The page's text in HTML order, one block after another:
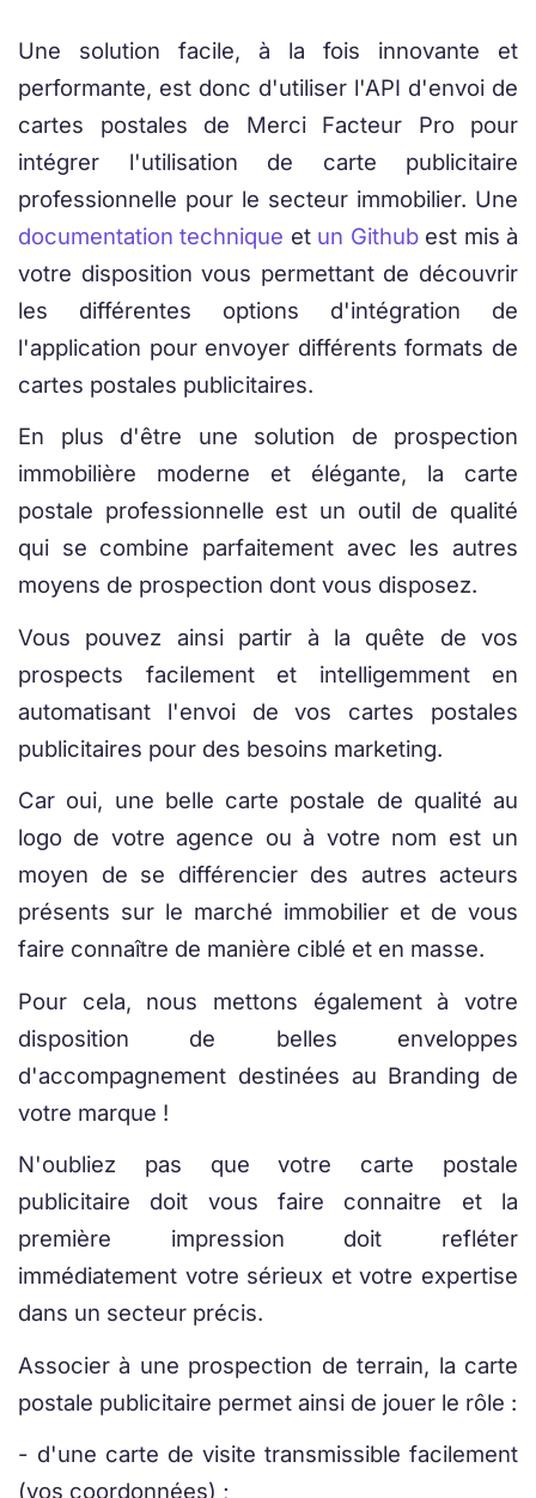
Une solution facile, à la fois innovante et
performante, est donc d'utiliser l'API d'envoi de
cartes postales de Merci Facteur Pro pour
intégrer l'utilisation de carte publicitaire
professionnelle pour le secteur immobilier. Une
documentation technique et un Githubest mis à
votre disposition vous permettant de découvrir
les différentes options d'intégration de
l'application pour envoyer différents formats de
cartes postales publicitaires.
En plus d'être une solution de prospection
immobilière moderne et élégante, la carte
postale professionnelle est un outil de qualité
qui se combine parfaitement avec les autres
moyens de prospection dont vous disposez.
Vous pouvez ainsi partir à la quête de vos
prospects facilement et intelligemment en
automatisant l'envoi de vos cartes postales
publicitaires pour des besoins marketing.
Car oui, une belle carte postale de qualité au
logo de votre agence ou à votre nom est un
moyen de se différencier des autres acteurs
présents sur le marché immobilier et de vous
faire connaître de manière ciblé et en masse.
Pour cela, nous mettons également à votre
disposition de belles enveloppes
d'accompagnement destinées au Branding de
votre marque !
N'oubliez pas que votre carte postale
publicitaire doit vous faire connaitre et la
première impression doit refléter
immédiatement votre sérieux et votre expertise
dans un secteur précis.
Associer à une prospection de terrain, la carte
postale publicitaire permet ainsi de jouer le rôle :
- d'une carte de visite transmissible facilement
(vos coordonnées) ;